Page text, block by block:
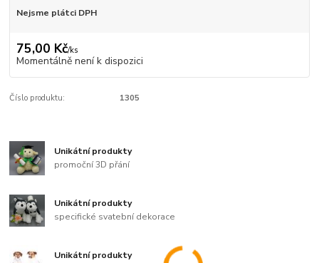
Nejsme plátci DPH
75,00 Kč/ks
Momentálně není k dispozici
Číslo produktu: 1305
Unikátní produkty
promoční 3D přání
Unikátní produkty
specifické svatební dekorace
Unikátní produkty